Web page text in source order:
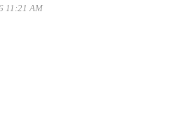
11:21 AM